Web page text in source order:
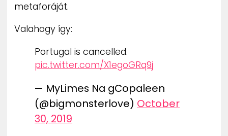
metaforáját.
Valahogy így:
Portugal is cancelled.
pic.twitter.com/X1egoGRq9j
— MyLimes Na gCopaleen
(@bigmonsterlove) October
30, 2019